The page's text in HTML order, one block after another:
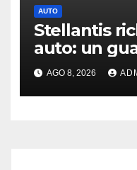
AUTO
Stellantis
auto: un
servosterzo
provocare
AGO 8, 2026